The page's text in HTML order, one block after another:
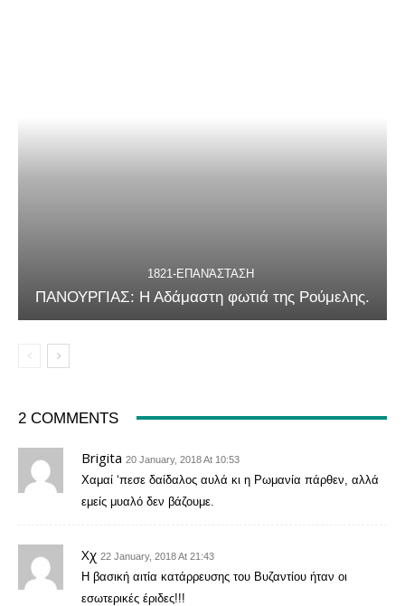
1821-ΕΠΑΝΆΣΤΑΣΗ
ΠΑΝΟΥΡΓΙΑΣ: Η Αδάμαστη φωτιά της Ρούμελης.
2 COMMENTS
Brigita 20 January, 2018 At 10:53
Χαμαί ‘πεσε δαίδαλος αυλά κι η Ρωμανία πάρθεν, αλλά
εμείς μυαλό δεν βάζουμε.
Χχ 22 January, 2018 At 21:43
Η βασική αιτία κατάρρευσης του Βυζαντίου ήταν οι
εσωτερικές έριδες!!!